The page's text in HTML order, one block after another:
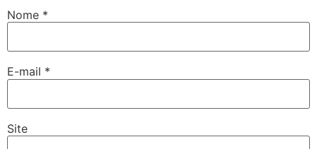
Nome *
E-mail *
Site